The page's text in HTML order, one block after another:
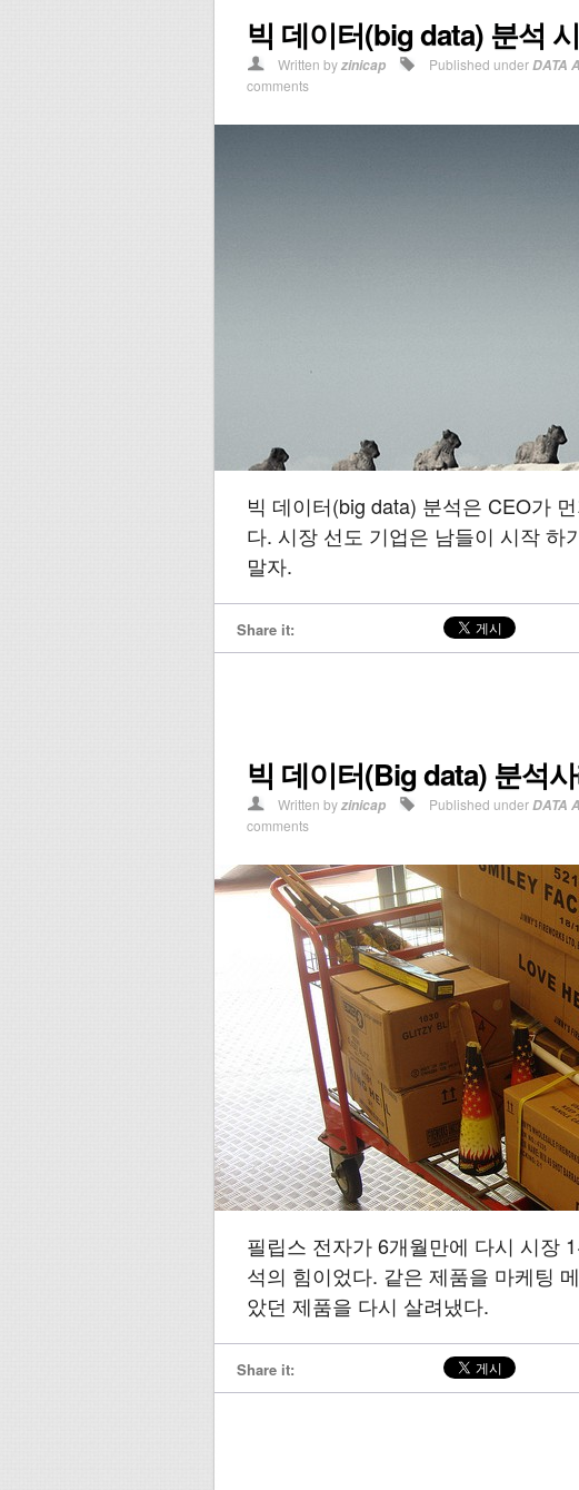
빅 데이터(big data) 분석
Written byzinicap Published underDATA
comments
빅 데이터(big data) 분석은 CEO가
다. 시장 선도 기업은 남들이 시작 하
말자.
Share it:
빅 데이터(Big data) 분석
Written byzinicap Published underDATA
comments
필립스 전자가 6개월만에 다시 시장
석의 힘이었다. 같은 제품을 마케팅
았던 제품을 다시 살려냈다.
Share it: